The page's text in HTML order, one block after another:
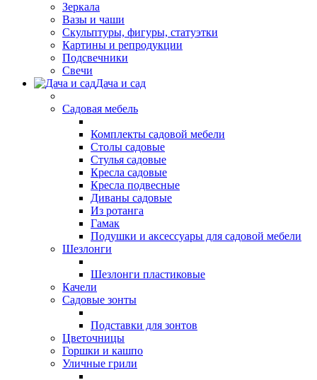
Зеркала
Вазы и чаши
Скульптуры, фигуры, статуэтки
Картины и репродукции
Подсвечники
Свечи
Дача и сад
Садовая мебель
Комплекты садовой мебели
Столы садовые
Стулья садовые
Кресла садовые
Кресла подвесные
Диваны садовые
Из ротанга
Гамак
Подушки и аксессуары для садовой мебели
Шезлонги
Шезлонги пластиковые
Качели
Садовые зонты
Подставки для зонтов
Цветочницы
Горшки и кашпо
Уличные грили